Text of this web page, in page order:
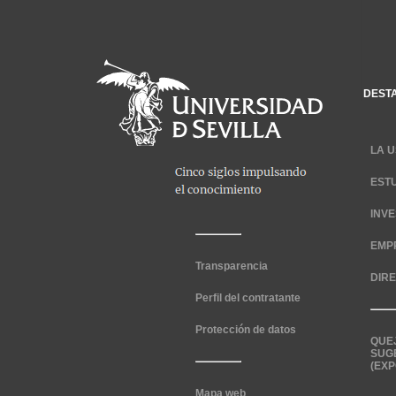
Transparencia
Perfil del contratante
Protección de datos
Mapa web
LA